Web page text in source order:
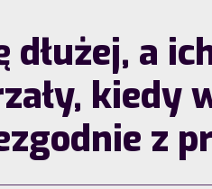
a
kiedy
z